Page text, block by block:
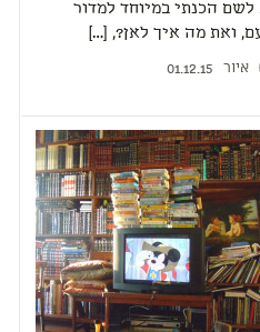
לשם הכנתי במיוחד למדור
ואת מה איך לאן?, […]
איור 01.12.15